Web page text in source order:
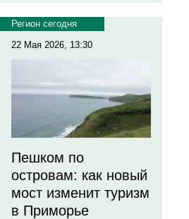
Регион сегодня
22 Мая 2026, 13:30
Пешком по
островам: как новый
мост изменит туризм
в Приморье